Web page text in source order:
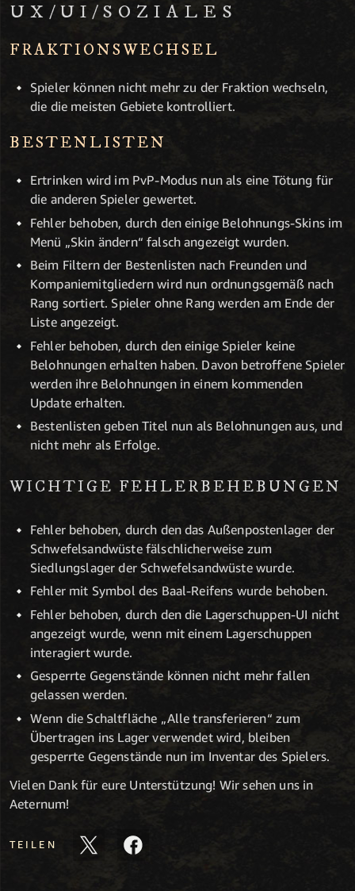
UX/UI/SOZIALES
FRAKTIONSWECHSEL
Spieler können nicht mehr zu der Fraktion wechseln,
die die meisten Gebiete kontrolliert.
BESTENLISTEN
Ertrinken wird im PvP-Modus nun als eine Tötung für
die anderen Spieler gewertet.
Fehler behoben, durch den einige Belohnungs-Skins im
Menü „Skin ändern“ falsch angezeigt wurden.
Beim Filtern der Bestenlisten nach Freunden und
Kompaniemitgliedern wird nun ordnungsgemäß nach
Rang sortiert. Spieler ohne Rang werden am Ende der
Liste angezeigt.
Fehler behoben, durch den einige Spieler keine
Belohnungen erhalten haben. Davon betroffene Spieler
werden ihre Belohnungen in einem kommenden
Update erhalten.
Bestenlisten geben Titel nun als Belohnungen aus, und
nicht mehr als Erfolge.
WICHTIGE FEHLERBEHE­­BUNGEN
Fehler behoben, durch den das Außenpostenlager der
Schwefelsandwüste fälschlicherweise zum
Siedlungslager der Schwefelsandwüste wurde.
Fehler mit Symbol des Baal-Reifens wurde behoben.
Fehler behoben, durch den die Lagerschuppen-UI nicht
angezeigt wurde, wenn mit einem Lagerschuppen
interagiert wurde.
Gesperrte Gegenstände können nicht mehr fallen
gelassen werden.
Wenn die Schaltfläche „Alle transferieren“ zum
Übertragen ins Lager verwendet wird, bleiben
gesperrte Gegenstände nun im Inventar des Spielers.
Vielen Dank für eure Unterstützung! Wir sehen uns in
Aeternum!
TEILEN